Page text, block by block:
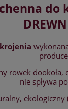
do
rowek
nie spływa